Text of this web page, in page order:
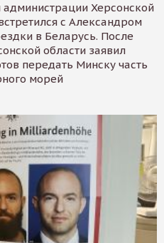
администрации Херсонской
с Александром
в Беларусь. После
области заявил
передать Минску часть
морей